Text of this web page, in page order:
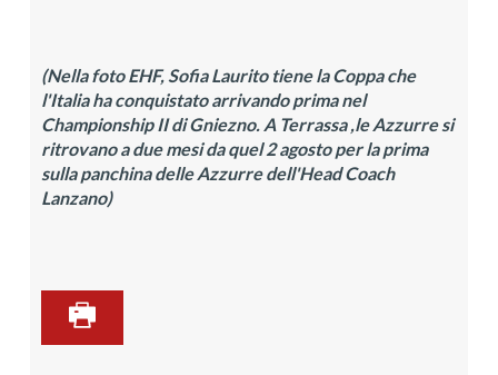
(Nella foto EHF, Sofia Laurito tiene la Coppa che
l'Italia ha conquistato arrivando prima nel
Championship II di Gniezno. A Terrassa ,le Azzurre si
ritrovano a due mesi da quel 2 agosto per la prima
sulla panchina delle Azzurre dell'Head Coach
Lanzano)